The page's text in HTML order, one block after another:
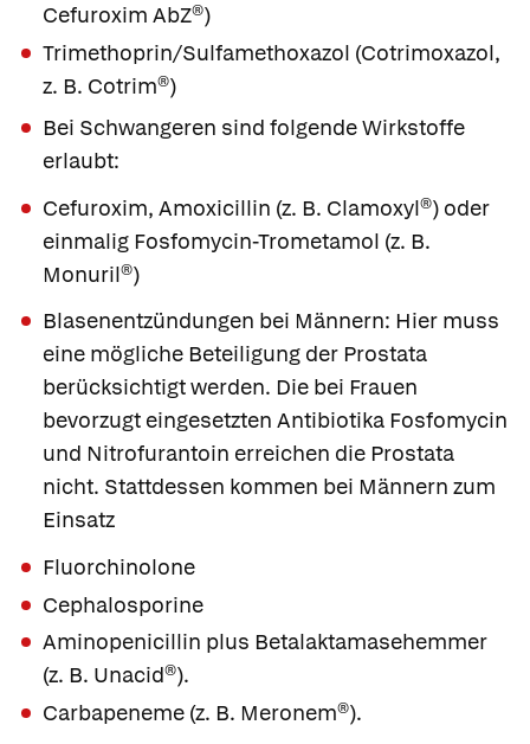
Cefuroxim AbZ®)
Trimethoprin/Sulfamethoxazol (Cotrimoxazol,
z. B. Cotrim®)
Bei Schwangeren sind folgende Wirkstoffe
erlaubt:
Cefuroxim, Amoxicillin (z. B. Clamoxyl®) oder
einmalig Fosfomycin-Trometamol (z. B.
Monuril®)
Blasenentzündungen bei Männern: Hier muss
eine mögliche Beteiligung der Prostata
berücksichtigt werden. Die bei Frauen
bevorzugt eingesetzten Antibiotika Fosfomycin
und Nitrofurantoin erreichen die Prostata
nicht. Stattdessen kommen bei Männern zum
Einsatz
Fluorchinolone
Cephalosporine
Aminopenicillin plus Betalaktamasehemmer
(z. B. Unacid®).
Carbapeneme (z. B. Meronem®).